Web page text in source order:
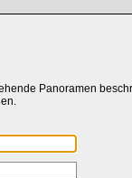
Panoramen